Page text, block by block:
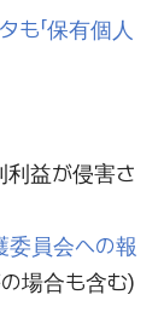
「保有個人
益が侵害さ
委員会への報
場合も含む)